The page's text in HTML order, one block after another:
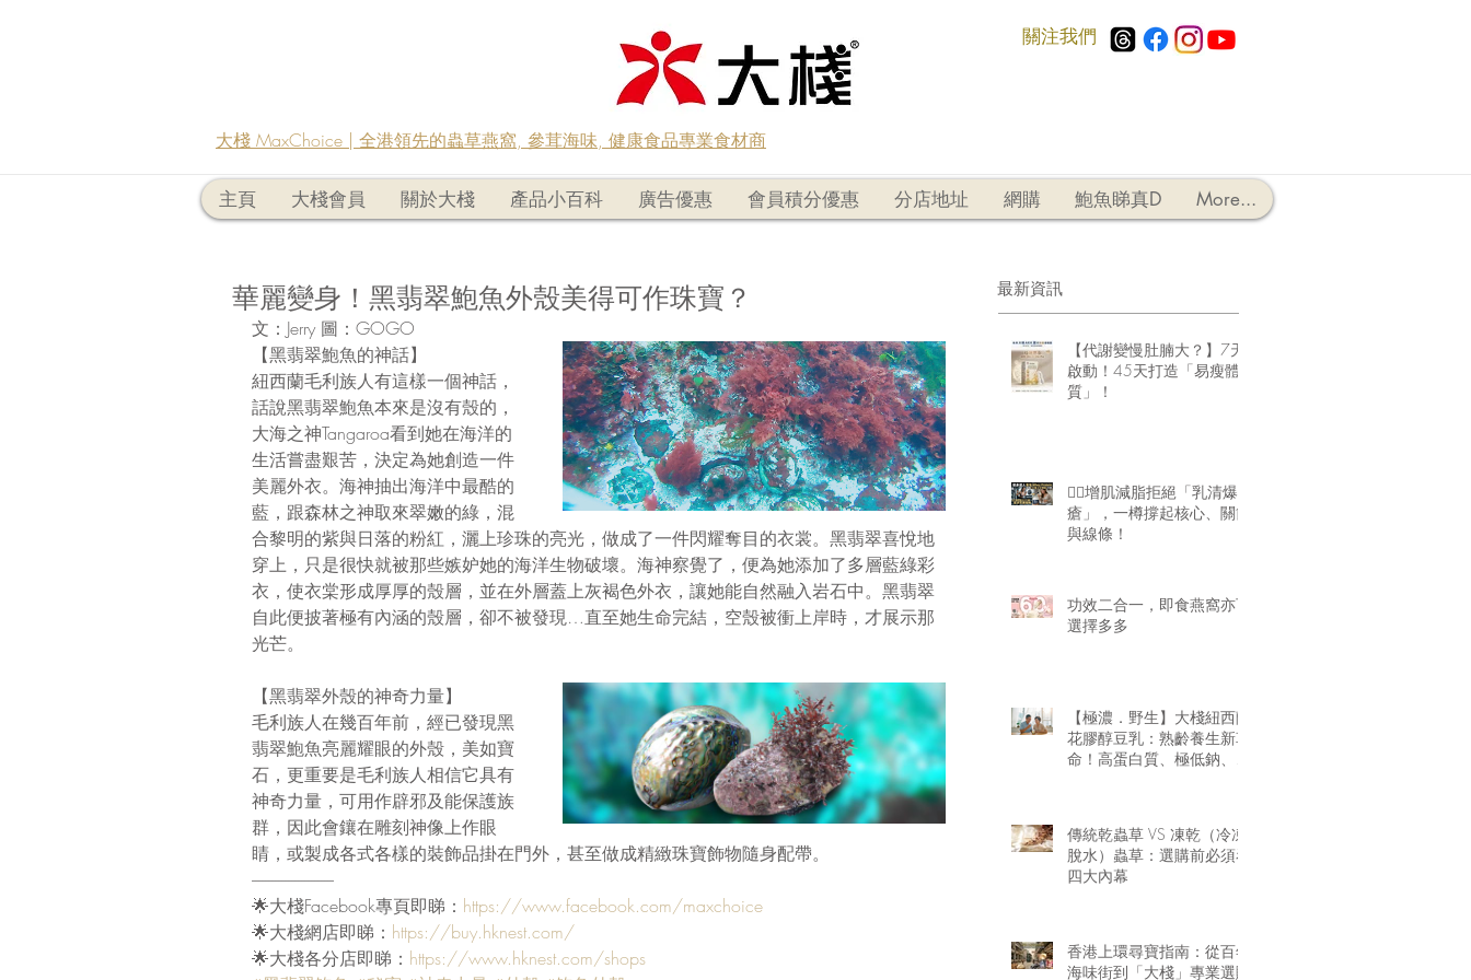
​關注我們
大棧 MaxChoice | 全港領先的蟲草燕窩, 參茸海味, 健康食品專業食材商
主頁 大棧會員 關於大棧 產品小百科 廣告優惠 會員積分優惠 分店地址 網購 鮑魚睇真D More...
華麗變身！黑翡翠鮑魚外殼美得可作珠寶？
文：Jerry 圖：GOGO
【黑翡翠鮑魚的神話】
紐西蘭毛利族人有這樣一個神話，
話說黑翡翠鮑魚本來是沒有殼的，
大海之神Tangaroa看到她在海洋的
生活嘗盡艱苦，決定為她創造一件
美麗外衣。海神抽出海洋中最酷的
藍，跟森林之神取來翠嫩的綠，混
合黎明的紫與日落的粉紅，灑上珍珠的亮光，做成了一件閃耀奪目的衣裳。黑翡翠喜悅地
穿上，只是很快就被那些嫉妒她的海洋生物破壞。海神察覺了，便為她添加了多層藍綠彩
衣，使衣棠形成厚厚的殼層，並在外層蓋上灰褐色外衣，讓她能自然融入岩石中。黑翡翠
自此便披著極有內涵的殼層，卻不被發現…直至她生命完結，空殼被衝上岸時，才展示那
光芒。
【黑翡翠外殼的神奇力量】
毛利族人在幾百年前，經已發現黑
翡翠鮑魚亮麗耀眼的外殼，美如寶
石，更重要是毛利族人相信它具有
神奇力量，可用作辟邪及能保護族
群，因此會鑲在雕刻神像上作眼
睛，或製成各式各樣的裝飾品掛在門外，甚至做成精緻珠寶飾物隨身配帶。
-------------------------
🌟大棧Facebook專頁即睇： https://www.facebook.com/maxchoice
🌟大棧網店即睇： https://buy.hknest.com/
🌟大棧各分店即睇： https://www.hknest.com/shops
最新資訊
【代謝變慢肚腩大？】7天
啟動！45天打造「易瘦體
質」！
🏋️‍♂️增肌減脂拒絕「乳清爆
瘡」，一樽撐起核心、關節
與線條！
功效二合一，即食燕窩亦可
選擇多多
【極濃．野生】大棧紐西蘭
花膠醇豆乳：熟齡養生新革
命！高蛋白質、極低鈉、零
傳統乾蟲草 VS 凍乾（冷凍
脫水）蟲草：選購前必須看
四大內幕
香港上環尋寶指南：從百年
海味街到「大棧」專業選購